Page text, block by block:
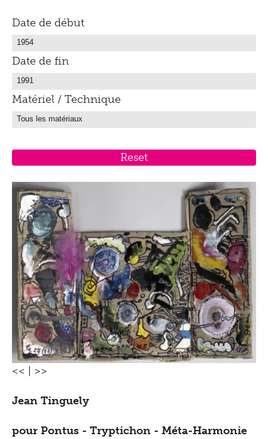
Date de début
Date de fin
Matériel / Technique
<< >>
Jean Tinguely
pour Pontus - Tryptichon - Méta-Harmonie